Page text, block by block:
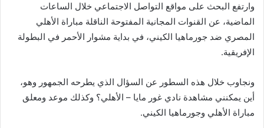
وارتفع البحث على مواقع التواصل الاجتماعي خلال الساعات
الماضية، عن القنوات المجانية المفتوحة الناقلة مباراة الأهلي
المصري ضد جورماهيا الكيني، في بداية مشوار الأحمر في البطولة
الإفريقية.
ونجاوب خلال هذه السطور عن السؤال الذي يطرحه الجمهور وهو،
أين يمكنني مشاهدة ‎نادي غور مايا – الأهلي؟ وكذلك موعد ومعلق
مباراة الأهلي وجورماهيا الكيني.